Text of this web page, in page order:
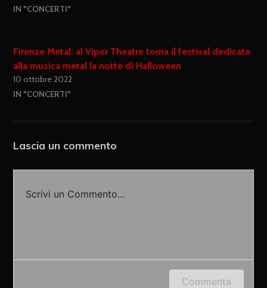
IN "CONCERTI"
Firenze Metal: al Viper Theatre torna il festival dedicato
alla musica metal la notte di Halloween
10 ottobre 2022
IN "CONCERTI"
Lascia un commento
Scrivi un Commento...
Accedi o fornisci il tuo nome o indirizzo e-mail
Commenta